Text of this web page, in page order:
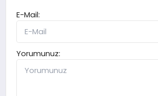
E-Mail:
Yorumunuz: